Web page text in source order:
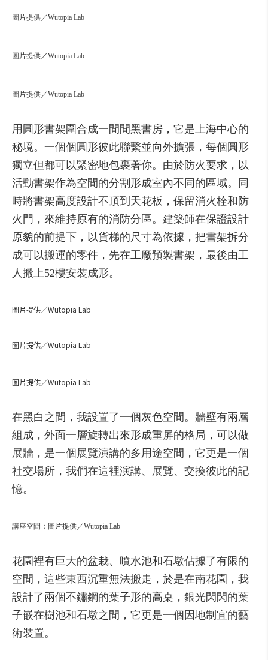
圖片提供／Wutopia Lab
圖片提供／Wutopia Lab
圖片提供／Wutopia Lab
用 圓 形書架 圍合成一間 間黑書房， 它是上海中心的
秘境。 一個個 圓 形彼此聯繫並向外擴張， 每個 圓 形
獨立但都可以緊密地包裹著你。 由於防火要求， 以
活動書架作為空間的分割 形成室內不同的 區域。同
時將書架高度設計不頂到天花板，保留消火栓和防
火門，來維持原有的消防分區。建築師在保證設計
原貌的前提下，以貨梯的尺寸為依據，把書架拆分
成可以搬運的零件，先在工廠預製書架，最後由工
人搬上52樓安裝成形。
圖片提供／Wutopia Lab
圖片提供／Wutopia Lab
圖片提供／Wutopia Lab
在黑白 之間， 我設置了一個 灰色空間。 牆壁有兩 層
組成， 外面一層旋轉出來形成重屏的格局， 可以做
展牆， 是一個 展覽演講的多用途空間， 它更是一個
社交場所， 我們在這裡演講、 展覽、 交換彼此的記
憶。
講座空間；圖片提供／Wutopia Lab
花園裡有巨大的盆栽、 噴水池和石墩佔據了有限的
空間， 這些東西沉重無法搬走， 於是在南花園， 我
設計了兩個不鏽鋼的葉子形的高桌， 銀光閃 閃的葉
子嵌在樹池和石墩之間， 它更是一個 因地制宜的藝
術裝置。